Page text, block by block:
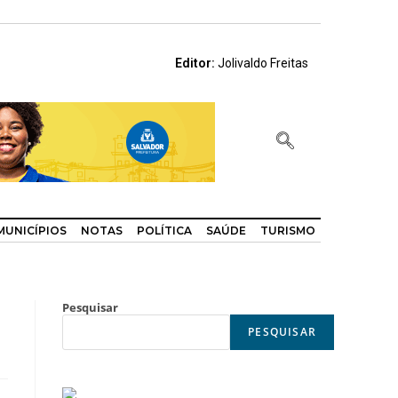
Editor:Jolivaldo Freitas
NOTAS POLÍTICA SAÚDE TURISMO
Pesquisar
PESQUISAR